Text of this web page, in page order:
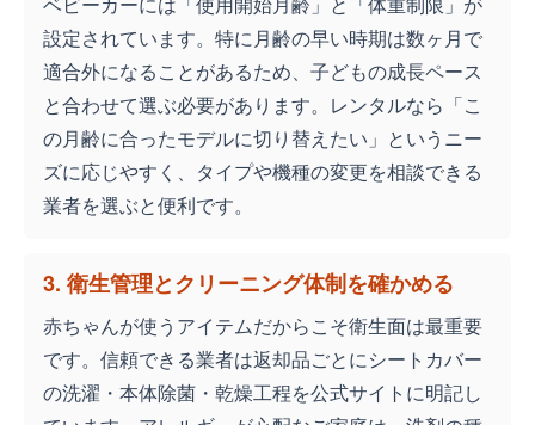
設定されています。特に月齢の早い時期は数ヶ月で
適合外になることがあるため、子どもの成長ペース
と合わせて選ぶ必要があります。レンタルなら「こ
の月齢に合ったモデルに切り替えたい」というニー
ズに応じやすく、タイプや機種の変更を相談できる
業者を選ぶと便利です。
3. 衛生管理とクリーニング体制を確かめる
赤ちゃんが使うアイテムだからこそ衛生面は最重要
です。信頼できる業者は返却品ごとにシートカバー
の洗濯・本体除菌・乾燥工程を公式サイトに明記し